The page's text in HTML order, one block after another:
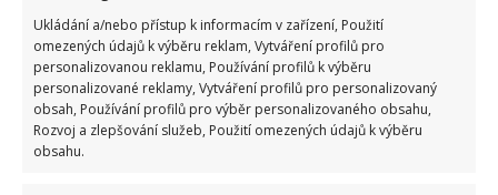
Ukládání a/nebo přístup k informacím v zařízení, Použití
omezených údajů k výběru reklam, Vytváření profilů pro
personalizovanou reklamu, Používání profilů k výběru
personalizované reklamy, Vytváření profilů pro personalizovaný
obsah, Používání profilů pro výběr personalizovaného obsahu,
Rozvoj a zlepšování služeb, Použití omezených údajů k výběru
obsahu.
kde se budou moci vyvíjet housenky a další
užitečný hmyz. Plevel je na těchto místech vítán,
protože housenky se rády živí kopřivami, bodlánky,
podbělem nebo lopuchem. Umístěte však tento
motýlí koutek dostatečně daleko od svých
zeleninových záhonů.